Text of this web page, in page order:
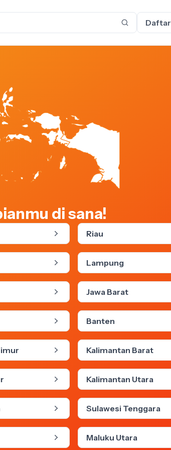
Daftar
di sana!
Riau
Lampung
Jawa Barat
Banten
Kalimantan Barat
Kalimantan Utara
Sulawesi Tenggara
Maluku Utara